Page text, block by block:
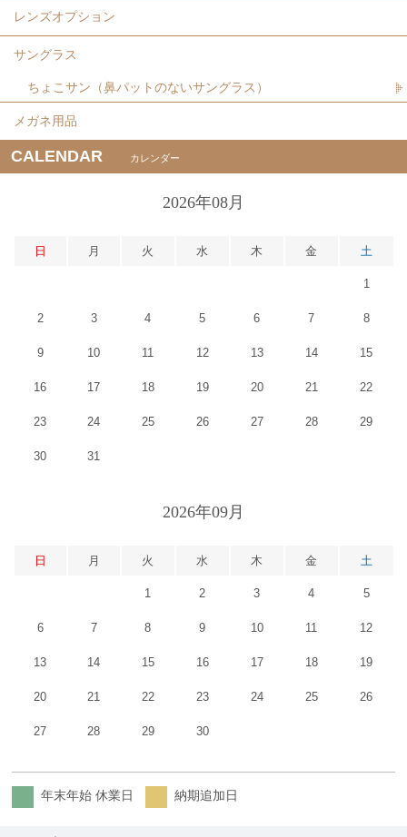
レンズオプション
サングラス
ちょこサン（鼻パットのないサングラス）
メガネ用品
CALENDAR カレンダー
2026年08月
日 月 火 水 木 金 土
1
2 3 4 5 6 7 8
9 10 11 12 13 14 15
16 17 18 19 20 21 22
23 24 25 26 27 28 29
30 31
2026年09月
日 月 火 水 木 金 土
1 2 3 4 5
6 7 8 9 10 11 12
13 14 15 16 17 18 19
20 21 22 23 24 25 26
27 28 29 30
年末年始 休業日 納期追加日